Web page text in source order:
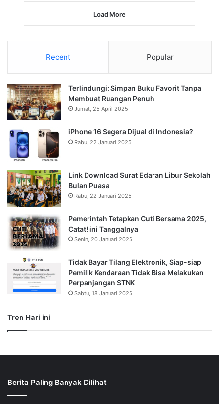
Load More
Recent Popular
Terlindungi: Simpan Buku Favorit Tanpa
Membuat Ruangan Penuh
Jumat, 25 April 2025
iPhone 16 Segera Dijual di Indonesia?
Rabu, 22 Januari 2025
Link Download Surat Edaran Libur Sekolah
Bulan Puasa
Rabu, 22 Januari 2025
Pemerintah Tetapkan Cuti Bersama 2025,
Catat! ini Tanggalnya
Senin, 20 Januari 2025
Tidak Bayar Tilang Elektronik, Siap-siap
Pemilik Kendaraan Tidak Bisa Melakukan
Perpanjangan STNK
Sabtu, 18 Januari 2025
Tren Hari ini
Berita Paling Banyak Dilihat